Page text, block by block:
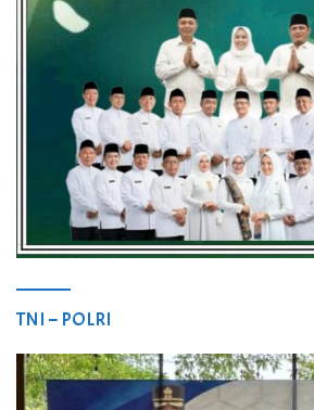
TNI – POLRI